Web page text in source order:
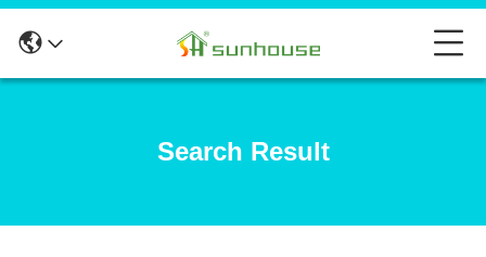
Search Result